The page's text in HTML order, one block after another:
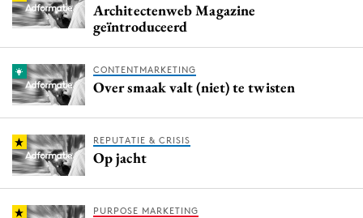
Architectenweb Magazine
geïntroduceerd
CONTENTMARKETING
Over smaak valt (niet) te twisten
REPUTATIE & CRISIS
Op jacht
PURPOSE MARKETING